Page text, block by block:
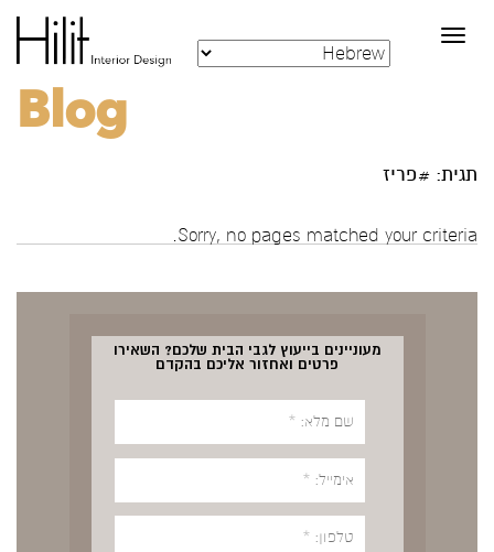
Toggle
navigation
Blog
תגית: #פריז
Sorry, no pages matched your criteria.
מעוניינים בייעוץ לגבי הבית שלכם? השאירו
פרטים ואחזור אליכם בהקדם